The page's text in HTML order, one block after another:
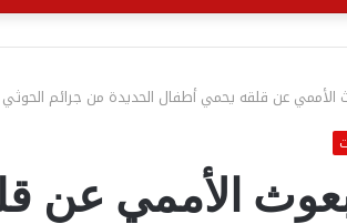
الأممي عن قلقه يحمي أطفال الحديدة من جرائم الحوثي
الأممي عن